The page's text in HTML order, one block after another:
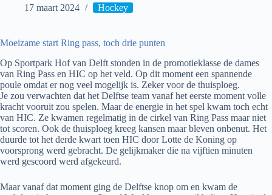
17 maart 2024
Hockey
Moeizame start Ring pass, toch drie punten
Op Sportpark Hof van Delft stonden in de promotieklasse de dames
van Ring Pass en HIC op het veld. Op dit moment een spannende
poule omdat er nog veel mogelijk is. Zeker voor de thuisploeg.
Je zou verwachten dat het Delftse team vanaf het eerste moment volle
kracht vooruit zou spelen. Maar de energie in het spel kwam toch echt
van HIC. Ze kwamen regelmatig in de cirkel van Ring Pass maar niet
tot scoren. Ook de thuisploeg kreeg kansen maar bleven onbenut. Het
duurde tot het derde kwart toen HIC door Lotte de Koning op
voorsprong werd gebracht. De gelijkmaker die na vijftien minuten
werd gescoord werd afgekeurd.
Maar vanaf dat moment ging de Delftse knop om en kwam de